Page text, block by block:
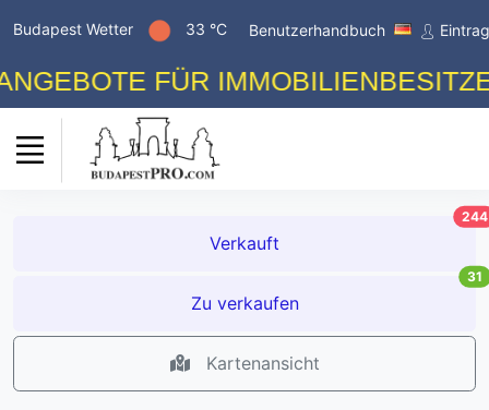
Budapest Wetter 33 °C Benutzerhandbuch
FÜR
Verkauft
244
Zu verkaufen
31
Kartenansicht